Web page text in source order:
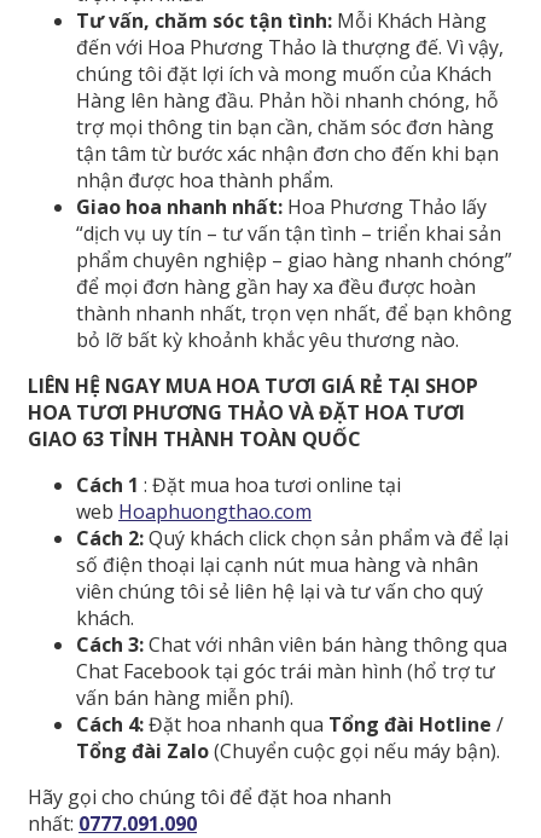
Tư vấn, chăm sóc tận tình: Mỗi Khách Hàng
đến với Hoa Phương Thảo là thượng đế. Vì vậy,
chúng tôi đặt lợi ích và mong muốn của Khách
Hàng lên hàng đầu. Phản hồi nhanh chóng, hỗ
trợ mọi thông tin bạn cần, chăm sóc đơn hàng
tận tâm từ bước xác nhận đơn cho đến khi bạn
nhận được hoa thành phẩm.
Giao hoa nhanh nhất: Hoa Phương Thảo lấy
“dịch vụ uy tín – tư vấn tận tình – triển khai sản
phẩm chuyên nghiệp – giao hàng nhanh chóng”
để mọi đơn hàng gần hay xa đều được hoàn
thành nhanh nhất, trọn vẹn nhất, để bạn không
bỏ lỡ bất kỳ khoảnh khắc yêu thương nào.
LIÊN HỆ NGAY MUA HOA TƯƠI GIÁ RẺ TẠI SHOP
HOA TƯƠI PHƯƠNG THẢO VÀ ĐẶT HOA TƯƠI
GIAO 63 TỈNH THÀNH TOÀN QUỐC
Cách 1 : Đặt mua hoa tươi online tại
web Hoaphuongthao.com
Cách 2:Quý khách click chọn sản phẩm và để lại
số điện thoại lại cạnh nút mua hàng và nhân
viên chúng tôi sẻ liên hệ lại và tư vấn cho quý
khách.
Cách 3:Chat với nhân viên bán hàng thông qua
Chat Facebook tại góc trái màn hình (hổ trợ tư
vấn bán hàng miễn phí).
Cách 4:Đặt hoa nhanh qua Tổng đài Hotline /
Tổng đài Zalo(Chuyển cuộc gọi nếu máy bận).
Hãy gọi cho chúng tôi để đặt hoa nhanh
nhất: 0777.091.090